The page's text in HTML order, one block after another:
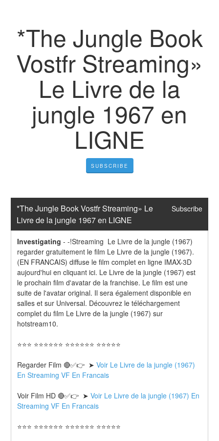
*The Jungle Book
Vostfr Streaming»
Le Livre de la
jungle 1967 en
LIGNE
SUBSCRIBE
*The Jungle Book Vostfr Streaming» Le
Livre de la jungle 1967 en LIGNE
Subscribe
Investigating --!Streaming  Le Livre de la jungle (1967)
regarder gratuitement le film Le Livre de la jungle (1967).
(EN FRANCAIS) diffuse le film complet en ligne IMAX-3D
aujourd'hui en cliquant ici. Le Livre de la jungle (1967) est
le prochain film d'avatar de la franchise. Le film est une
suite de l'avatar original. Il sera également disponible en
salles et sur Universal. Découvrez le téléchargement
complet du film Le Livre de la jungle (1967) sur
hotstream10.
⭐⭐⭐ ⭐⭐⭐⭐⭐⭐ ⭐⭐⭐⭐⭐⭐ ⭐⭐⭐⭐⭐
Regarder Film 🔴✅👉  ➤ Voir Le Livre de la jungle (1967)
En Streaming VF En Francais
Voir Film HD 🔴✅👉  ➤ Voir Le Livre de la jungle (1967) En
Streaming VF En Francais
⭐⭐⭐ ⭐⭐⭐⭐⭐⭐ ⭐⭐⭐⭐⭐⭐ ⭐⭐⭐⭐⭐